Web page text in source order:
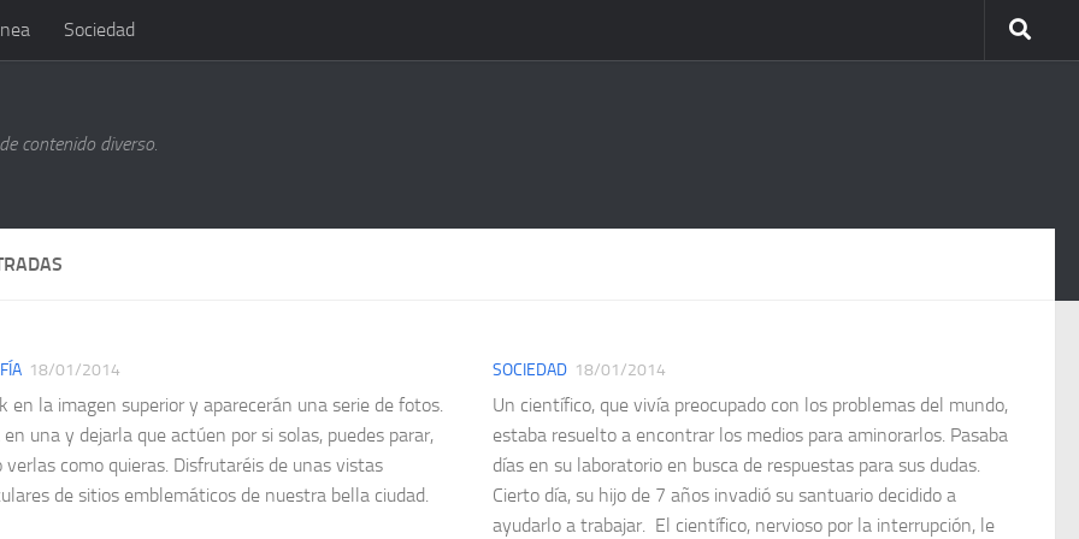
Sociedad
contenido diverso.
18/01/2014
en la imagen superior y aparecerán una serie de fotos.
en una y dejarla que actúen por si solas, puedes parar,
verlas como quieras. Disfrutaréis de unas vistas
de sitios emblemáticos de nuestra bella ciudad.
SOCIEDAD 18/01/2014
Un científico, que vivía preocupado con los problemas del mundo,
estaba resuelto a encontrar los medios para aminorarlos. Pasaba
días en su laboratorio en busca de respuestas para sus dudas.
Cierto día, su hijo de 7 años invadió su santuario decidido a
ayudarlo a trabajar. El científico, nervioso por la interrupción, le